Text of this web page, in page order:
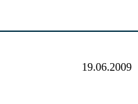
19.06.2009